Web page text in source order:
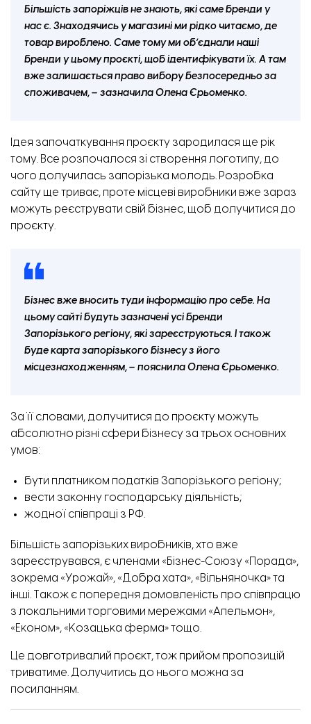
Більшість запоріжців не знають, які саме бренди у
нас є. Знаходячись у магазині ми рідко читаємо, де
товар вироблено. Саме тому ми обʼєднали наші
бренди у цьому проєкті, щоб ідентифікувати їх. А там
вже залишається право вибору безпосередньо за
споживачем, – зазначила Олена Єрьоменко.
Ідея започаткування проєкту зародилася ще рік
тому. Все розпочалося зі створення логотипу, до
чого долучилась запорізька молодь. Розробка
сайту ще триває, проте місцеві виробники вже зараз
можуть реєструвати свій бізнес, щоб долучитися до
проєкту.
Бізнес вже вносить туди інформацію про себе. На
цьому сайті будуть зазначені усі бренди
Запорізького регіону, які зареєструються. І також
буде карта запорізького бізнесу з його
місцезнаходженням, – пояснила Олена Єрьоменко.
За її словами, долучитися до проєкту можуть
абсолютно різні сфери бізнесу за трьох основних
умов:
бути платником податків Запорізького регіону;
вести законну господарську діяльність;
жодної співпраці з РФ.
Більшість запорізьких виробників, хто вже
зареєструвався, є членами «Бізнес-Союзу «Порада»,
зокрема «Урожай», «Добра хата», «Вільняночка» та
інші. Також є попередня домовленість про співпрацю
з локальними торговими мережами «Апельмон»,
«Економ», «Козацька ферма» тощо.
Це довготривалий проєкт, тож прийом пропозицій
триватиме. Долучитись до нього можна за
посиланням.